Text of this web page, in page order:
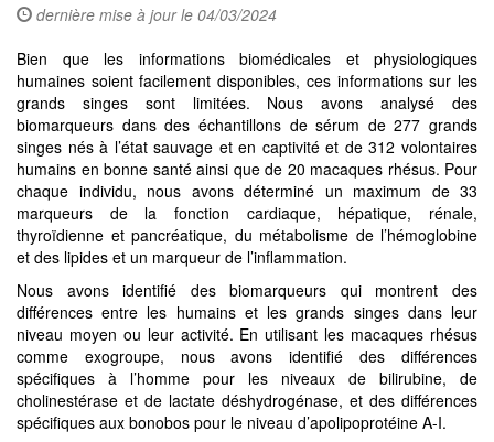
dernière mise à jour le 04/03/2024
Bien que les informations biomédicales et physiologiques
humaines soient facilement disponibles, ces informations sur les
grands singes sont limitées. Nous avons analysé des
biomarqueurs dans des échantillons de sérum de 277 grands
singes nés à l’état sauvage et en captivité et de 312 volontaires
humains en bonne santé ainsi que de 20 macaques rhésus. Pour
chaque individu, nous avons déterminé un maximum de 33
marqueurs de la fonction cardiaque, hépatique, rénale,
thyroïdienne et pancréatique, du métabolisme de l’hémoglobine
et des lipides et un marqueur de l’inflammation.
Nous avons identifié des biomarqueurs qui montrent des
différences entre les humains et les grands singes dans leur
niveau moyen ou leur activité. En utilisant les macaques rhésus
comme exogroupe, nous avons identifié des différences
spécifiques à l’homme pour les niveaux de bilirubine, de
cholinestérase et de lactate déshydrogénase, et des différences
spécifiques aux bonobos pour le niveau d’apolipoprotéine A-I.